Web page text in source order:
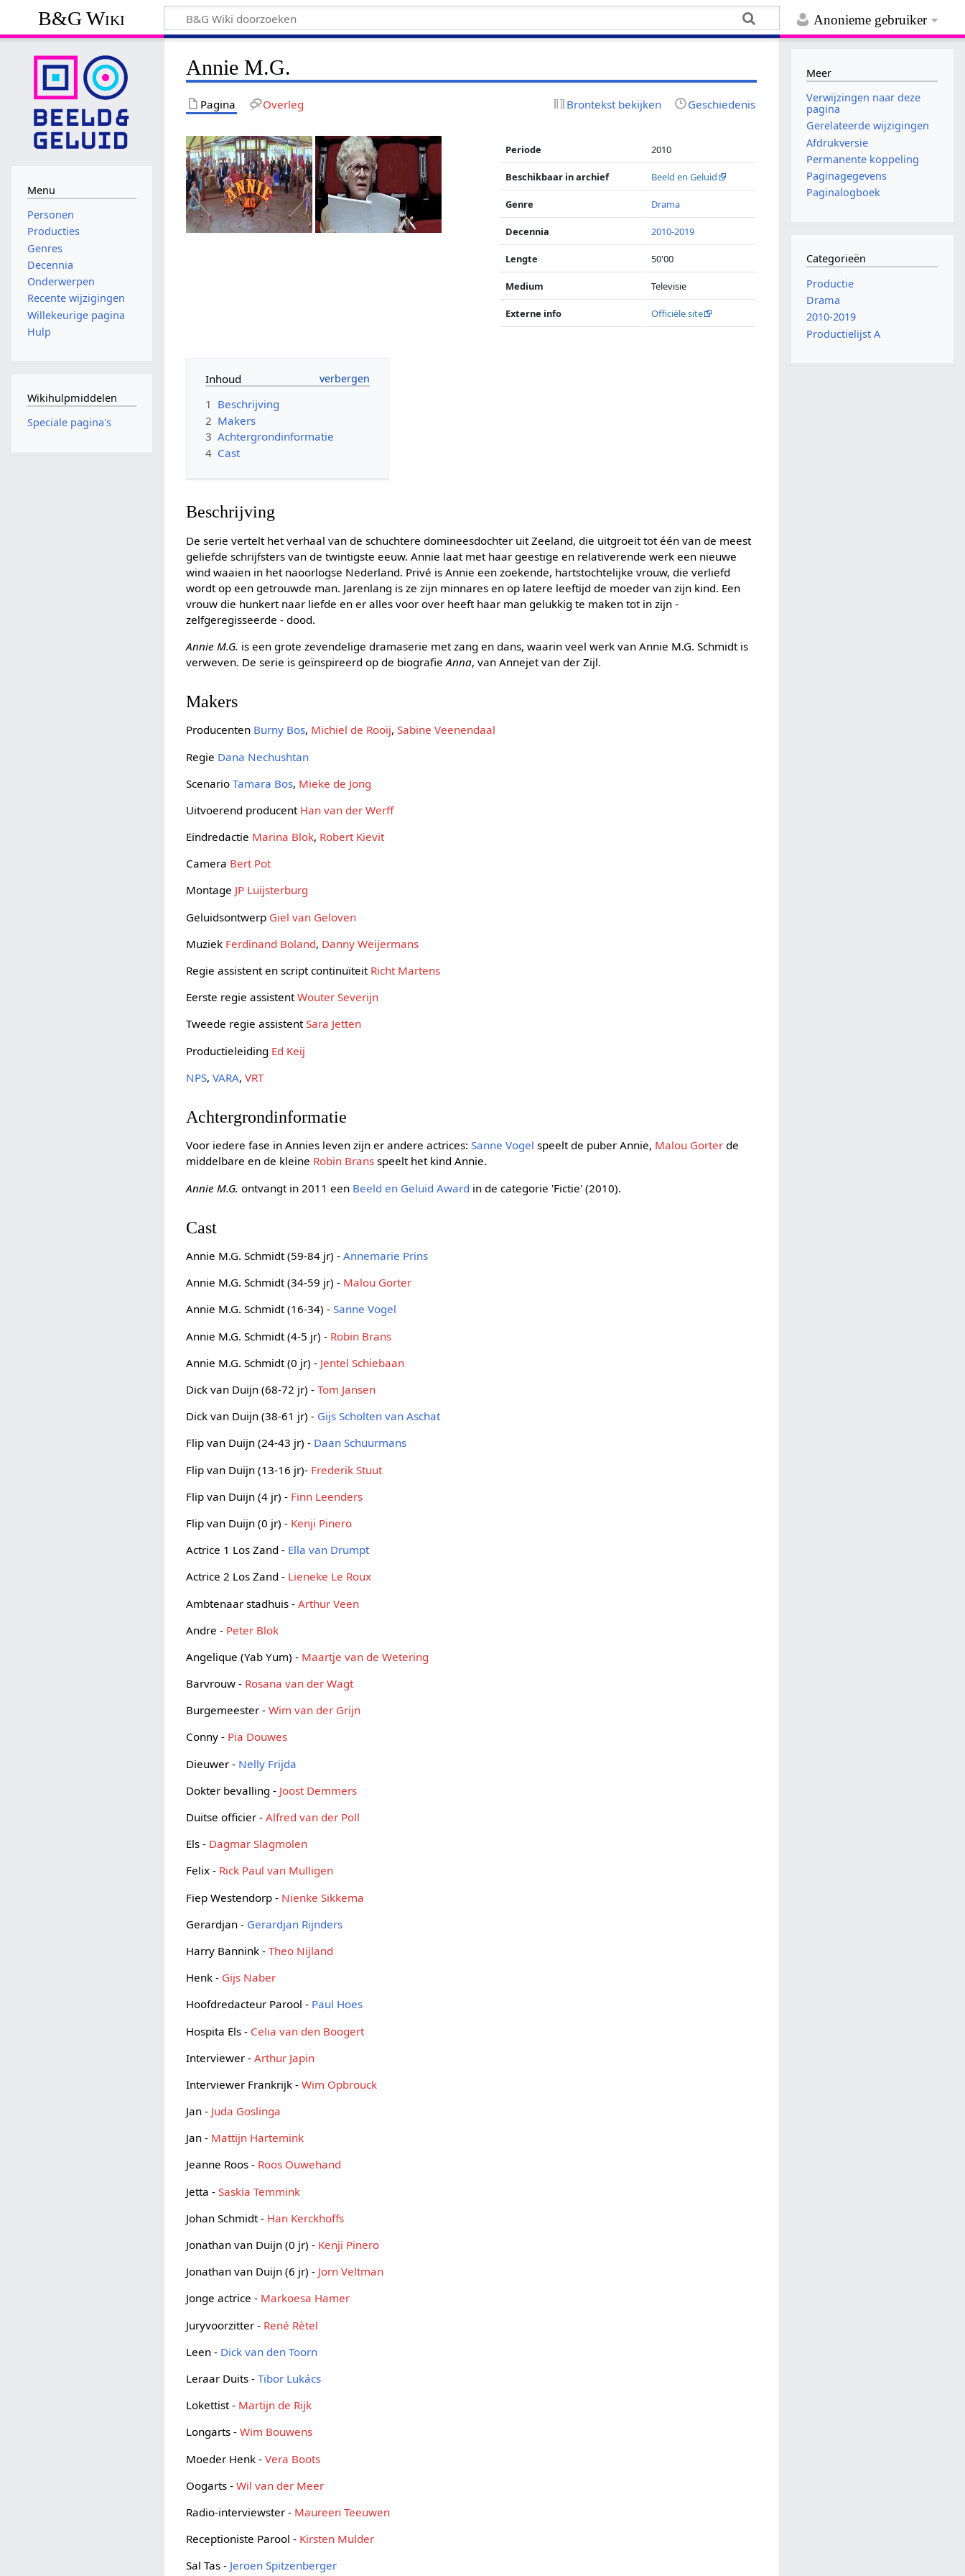
Anonieme gebruiker
B&G Wiki
Annie M.G.
Pagina Overleg Brontekst bekijken Geschiedenis
Periode 2010
Beschikbaar in archief Beeld en Geluid
Genre Drama
Decennia 2010-2019
Lengte 50'00
Medium Televisie
Externe info Officiële site
Inhoud
1 Beschrijving
2 Makers
3 Achtergrondinformatie
4 Cast
Beschrijving
De serie vertelt het verhaal van de schuchtere domineesdochter uit Zeeland, die uitgroeit tot één van de meest
geliefde schrijfsters van de twintigste eeuw. Annie laat met haar geestige en relativerende werk een nieuwe
wind waaien in het naoorlogse Nederland. Privé is Annie een zoekende, hartstochtelijke vrouw, die verliefd
wordt op een getrouwde man. Jarenlang is ze zijn minnares en op latere leeftijd de moeder van zijn kind. Een
vrouw die hunkert naar liefde en er alles voor over heeft haar man gelukkig te maken tot in zijn -
zelfgeregisseerde - dood.
Annie M.G. is een grote zevendelige dramaserie met zang en dans, waarin veel werk van Annie M.G. Schmidt is
verweven. De serie is geïnspireerd op de biografieAnna, van Annejet van der Zijl.
Makers
Producenten Burny Bos, Michiel de Rooij,Sabine Veenendaal
Regie Dana Nechushtan
ScenarioTamara Bos, Mieke de Jong
Uitvoerend producent Han van der Werff
Eindredactie Marina Blok, Robert Kievit
Camera Bert Pot
Montage JP Luijsterburg
Geluidsontwerp Giel van Geloven
Muziek Ferdinand Boland, Danny Weijermans
Regie assistent en script continuïteit Richt Martens
Eerste regie assistentWouter Severijn
Tweede regie assistentSara Jetten
Productieleiding Ed Keij
NPS,VARA,VRT
Achtergrondinformatie
Voor iedere fase in Annies leven zijn er andere actrices:Sanne Vogel speelt de puber Annie, Malou Gorter de
middelbare en de kleine Robin Brans speelt het kind Annie.
Annie M.G. ontvangt in 2011 een Beeld en Geluid Award in de categorie 'Fictie' (2010).
Cast
Annie M.G. Schmidt (59-84 jr) -Annemarie Prins
Annie M.G. Schmidt (34-59 jr) - Malou Gorter
Annie M.G. Schmidt (16-34) -Sanne Vogel
Annie M.G. Schmidt (4-5 jr) - Robin Brans
Annie M.G. Schmidt (0 jr) - Jentel Schiebaan
Dick van Duijn (68-72 jr) -Tom Jansen
Dick van Duijn (38-61 jr) - Gijs Scholten van Aschat
Flip van Duijn (24-43 jr) - Daan Schuurmans
Flip van Duijn (13-16 jr)- Frederik Stuut
Flip van Duijn (4 jr) - Finn Leenders
Flip van Duijn (0 jr) - Kenji Pinero
Actrice 1 Los Zand - Ella van Drumpt
Actrice 2 Los Zand - Lieneke Le Roux
Ambtenaar stadhuis -Arthur Veen
Andre - Peter Blok
Angelique (Yab Yum) - Maartje van de Wetering
Barvrouw - Rosana van der Wagt
Burgemeester -Wim van der Grijn
Conny - Pia Douwes
Dieuwer - Nelly Frijda
Dokter bevalling - Joost Demmers
Duitse officier -Alfred van der Poll
Els - Dagmar Slagmolen
Felix - Rick Paul van Mulligen
Fiep Westendorp - Nienke Sikkema
Gerardjan - Gerardjan Rijnders
Harry Bannink -Theo Nijland
Henk - Gijs Naber
Hoofdredacteur Parool - Paul Hoes
Hospita Els - Celia van den Boogert
Interviewer -Arthur Japin
Interviewer Frankrijk -Wim Opbrouck
Jan - Juda Goslinga
Jan - Mattijn Hartemink
Jeanne Roos - Roos Ouwehand
Jetta -Saskia Temmink
Johan Schmidt - Han Kerckhoffs
Jonathan van Duijn (0 jr) - Kenji Pinero
Jonathan van Duijn (6 jr) - Jorn Veltman
Jonge actrice - Markoesa Hamer
Juryvoorzitter - René Rètel
Leen - Dick van den Toorn
Leraar Duits -Tibor Lukács
Lokettist - Martijn de Rijk
Longarts -Wim Bouwens
Moeder Henk -Vera Boots
Oogarts -Wil van der Meer
Radio-interviewster - Maureen Teeuwen
Receptioniste Parool - Kirsten Mulder
Sal Tas - Jeroen Spitzenberger
Menu
Personen
Producties
Genres
Decennia
Onderwerpen
Recente wijzigingen
Willekeurige pagina
Hulp
Wikihulpmiddelen
Speciale pagina's
Meer
Verwijzingen naar deze
pagina
Gerelateerde wijzigingen
Afdrukversie
Permanente koppeling
Paginagegevens
Paginalogboek
Categorieën
Productie
Drama
2010-2019
Productielijst A